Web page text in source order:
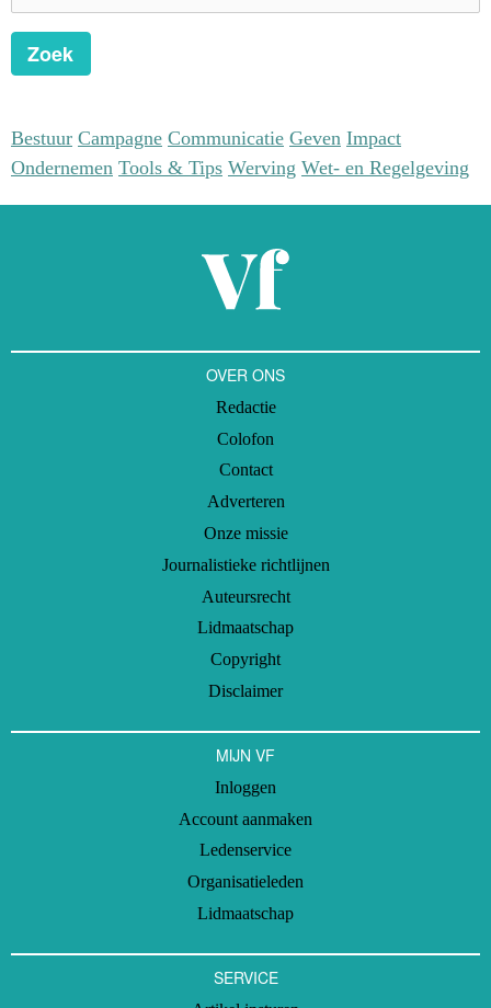
Zoek
Bestuur Campagne Communicatie Geven Impact
Ondernemen Tools & Tips Werving Wet- en Regelgeving
OVER ONS
Redactie
Colofon
Contact
Adverteren
Onze missie
Journalistieke richtlijnen
Auteursrecht
Lidmaatschap
Copyright
Disclaimer
MIJN VF
Inloggen
Account aanmaken
Ledenservice
Organisatieleden
Lidmaatschap
SERVICE